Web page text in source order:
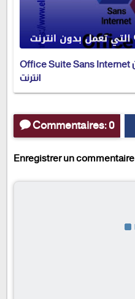
Office Suite Sans Internet تحميل النسخة التي تعمل بدون
انترنت
Commentaires: 0
Enregistrer un commentaire